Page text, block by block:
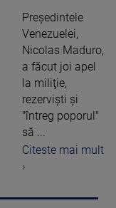
Preşedintele
Venezuelei,
Nicolas Maduro,
a făcut joi apel
la miliţie,
rezervişti şi
"întreg poporul"
să ...
Citeste mai mult
›